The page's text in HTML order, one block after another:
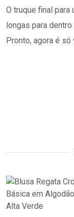
O truque final
longas para
Pronto, agora é só